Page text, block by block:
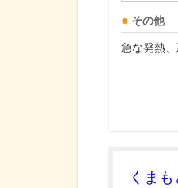
その他
急な発熱
くま